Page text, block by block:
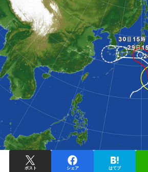
ポスト シェア はてブ